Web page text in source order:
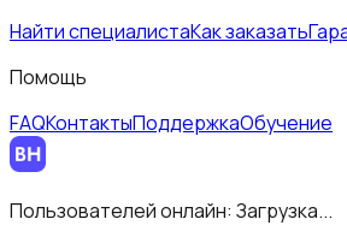
Найти специалистаКак заказать
Помощь
FAQКонтактыПоддержкаОбучение
Пользователей онлайн: Загрузка...